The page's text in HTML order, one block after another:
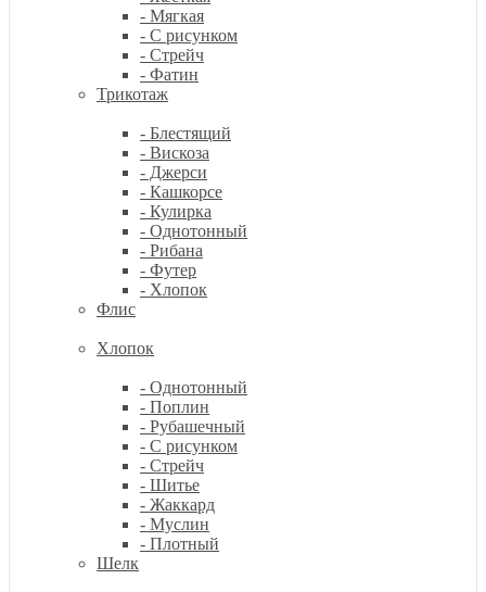
- Мягкая
- С рисунком
- Стрейч
- Фатин
Трикотаж
- Блестящий
- Вискоза
- Джерси
- Кашкорсе
- Кулирка
- Однотонный
- Рибана
- Футер
- Хлопок
Флис
Хлопок
- Однотонный
- Поплин
- Рубашечный
- С рисунком
- Стрейч
- Шитье
- Жаккард
- Муслин
- Плотный
Шелк